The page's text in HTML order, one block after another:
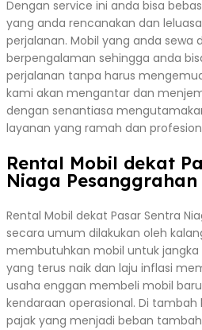
Dengan service ini anda bisa
yang anda rencanakan dan
perjalanan. Mobil yang anda sewa
berpengalaman sehingga anda
perjalanan tanpa harus
kami akan mengantar dan
dengan senantiasa
layanan yang ramah dan
Rental Mobil dekat
Niaga
Rental Mobil dekat Pasar Sentra
secara umum dilakukan oleh
membutuhkan mobil untuk jangka
yang terus naik dan laju inflasi
usaha enggan membeli mobil
kendaraan operasional. Di
pajak yang menjadi beban